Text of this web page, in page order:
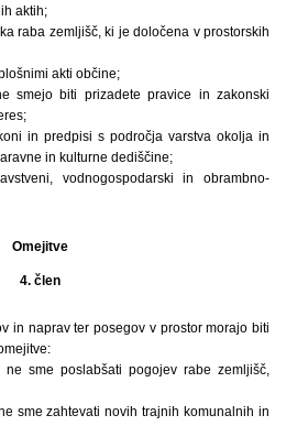
aktih;
raba zemljišč, ki je določena v prostorskih
akti občine;
smejo biti prizadete pravice in zakonski
in predpisi s področja varstva okolja in
in kulturne dediščine;
vodnogospodarski in obrambno-
Omejitve
4. člen
in naprav ter posegov v prostor morajo biti
sme poslabšati pogojev rabe zemljišč,
sme zahtevati novih trajnih komunalnih in